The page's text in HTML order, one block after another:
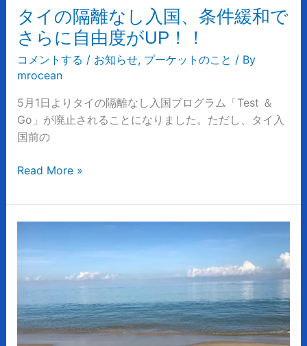
タイの隔離なし入国、条件緩和で
さらに自由度がUP！！
コメントする / お知らせ, プーケットのこと / By
mrocean
5月1日よりタイの隔離なし入国プログラム「Test ＆
Go」が廃止されることになりました。ただし、タイ入
国前の
条
件
緩
和
で
ら
に
自
度
Read More »
ー
ッ
の
ダ